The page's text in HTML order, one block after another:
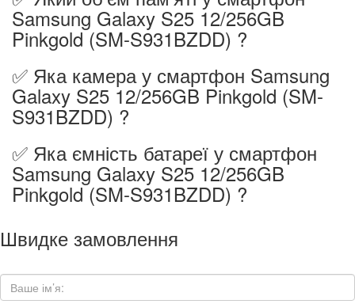
Samsung Galaxy S25 12/256GB
Pinkgold (SM-S931BZDD) ?
✅ Яка камера у смартфон Samsung
Galaxy S25 12/256GB Pinkgold (SM-
S931BZDD) ?
✅ Яка ємність батареї у смартфон
Samsung Galaxy S25 12/256GB
Pinkgold (SM-S931BZDD) ?
Швидке замовлення